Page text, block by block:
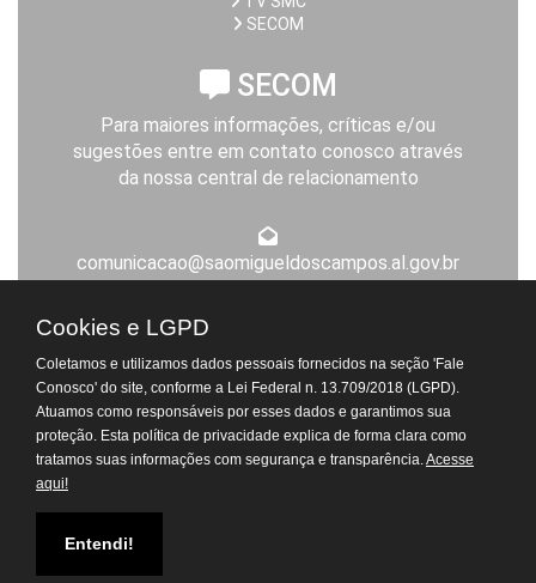
Atendimento Virtual do
Departamento de Tributos
SECOM
SECOM
Para maiores informações, críticas e/ou
sugestões entre em contato conosco através
da nossa central de relacionamento
comunicacao@saomigueldoscampos.al.gov.br
Expediente da Prefeitura
© Todos os Direitos Reservados. 2026 - Prefeitura de São Miguel dos
Cookies e LGPD
Coletamos e utilizamos dados pessoais fornecidos na seção 'Fale
Conosco' do site, conforme a Lei Federal n. 13.709/2018 (LGPD).
Atuamos como responsáveis por esses dados e garantimos sua
proteção. Esta política de privacidade explica de forma clara como
tratamos suas informações com segurança e transparência.Acesse
aqui!
Entendi!